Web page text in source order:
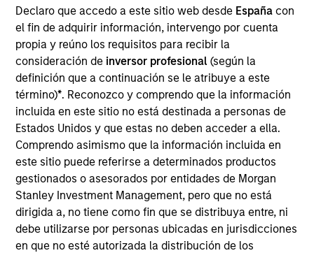
Declaro que accedo a este sitio web desde España con
el fin de adquirir información, intervengo por cuenta
propia y reúno los requisitos para recibir la
consideración de inversor profesional(según la
definición que a continuación se le atribuye a este
término)*. Reconozco y comprendo que la información
incluida en este sitio no está destinada a personas de
Estados Unidos y que estas no deben acceder a ella.
Comprendo asimismo que la información incluida en
este sitio puede referirse a determinados productos
gestionados o asesorados por entidades de Morgan
Stanley Investment Management, pero que no está
dirigida a, no tiene como fin que se distribuya entre, ni
debe utilizarse por personas ubicadas en jurisdicciones
en que no esté autorizada la distribución de los
Revalorización a largo plazo de su inversión,
medida en USD.
Enfoque de inversión
Buscamos compañías establecidas y emergentes
en Estados Unidos que consideremos que cuentan
con ventajas competitivas sostenibles, una
visibilidad de negocio superior a la media, la
capacidad de desplegar capital a tasas de
rentabilidad altas, balances sólidos y un perfil de
riesgo y rentabilidad atractivo.